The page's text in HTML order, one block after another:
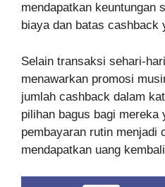
mendapatkan keuntungan
biaya dan batas cashback
Selain transaksi sehari-
menawarkan promosi
jumlah cashback dalam
pilihan bagus bagi mereka
pembayaran rutin menjadi
mendapatkan uang